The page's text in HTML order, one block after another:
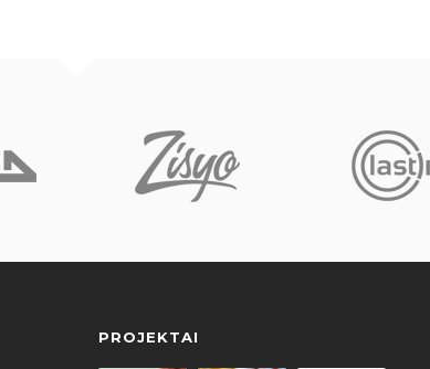
PROJEKTAI